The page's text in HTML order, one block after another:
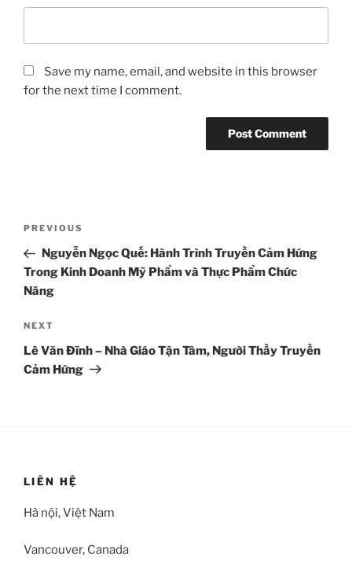
Save my name, email, and website in this browser
for the next time I comment.
navigation
Previous
Post
PREVIOUS
Nguyễn Ngọc Quế: Hành Trình Truyền Cảm Hứng
Trong Kinh Doanh Mỹ Phẩm và Thực Phẩm Chức
Năng
Next
Post
NEXT
Lê Văn Đĩnh – Nhà Giáo Tận Tâm, Người Thầy Truyền
Cảm Hứng
LIÊN HỆ
Hà nội, Việt Nam
Vancouver, Canada